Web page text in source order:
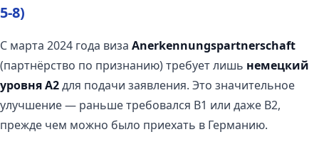
5-8)
С марта 2024 года виза Anerkennungspartnerschaft
(партнёрство по признанию) требует лишь немецкий
уровня A2для подачи заявления. Это значительное
улучшение — раньше требовался B1 или даже B2,
прежде чем можно было приехать в Германию.